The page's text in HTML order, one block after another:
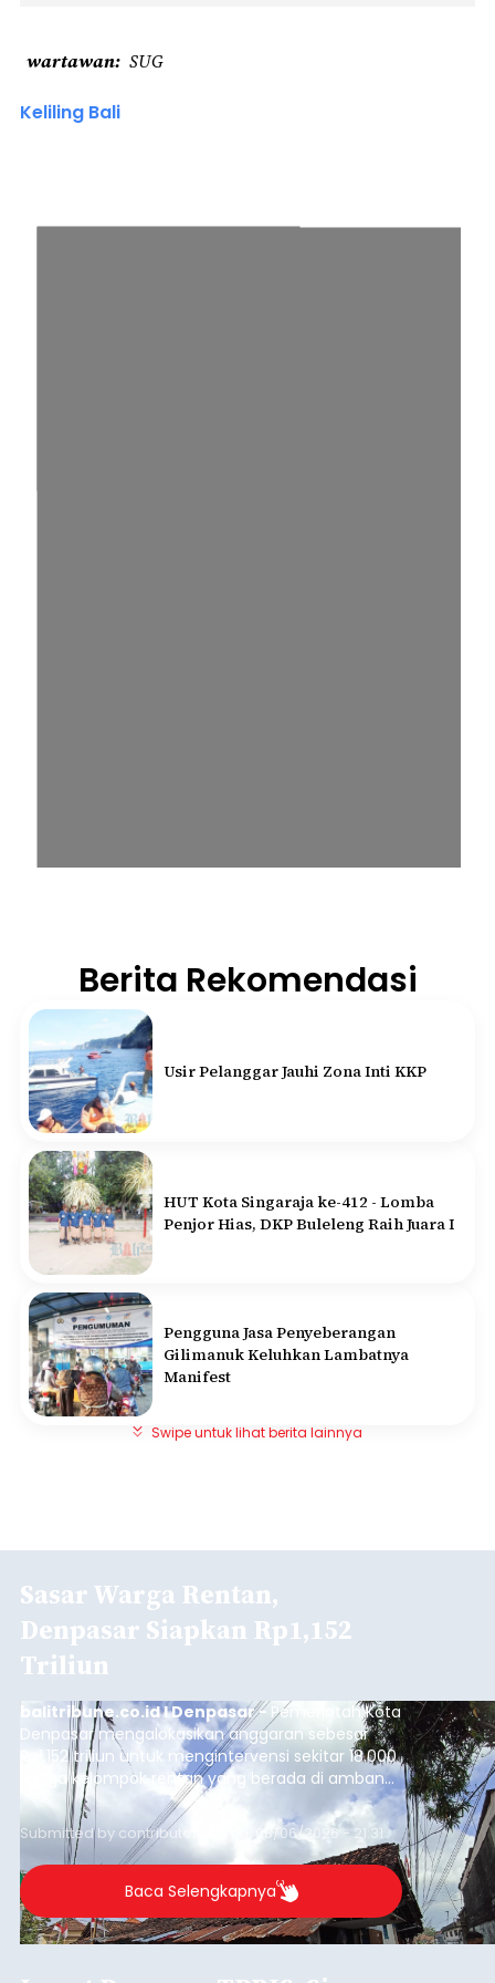
wartawan SUG
Keliling Bali
Berita Rekomendasi
Usir Pelanggar Jauhi Zona Inti KKP
HUT Kota Singaraja ke-412 - Lomba
Penjor Hias, DKP Buleleng Raih Juara I
Pengguna Jasa Penyeberangan
Gilimanuk Keluhkan Lambatnya
Manifest
Swipe untuk lihat berita lainnya
Sasar Warga Rentan,
Denpasar Siapkan Rp1,152
Triliun
balitribune.co.id I Denpasar - Pemerintah Kota
Denpasar mengalokasikan anggaran sebesar
Rp1,152 triliun untuk mengintervensi sekitar 18.000
warga kelompok rentan yang berada di ambang
garis kemiskinan. Langkah strategis ini diambil
guna menjaga masyarakat yang berada pada
kelompok desil 5 dan 6 tersebut agar tidak
merosot ke kategori miskin.
Submitted by contributor Thu, 08/06/2026 - 21:31
Baca Selengkapnya